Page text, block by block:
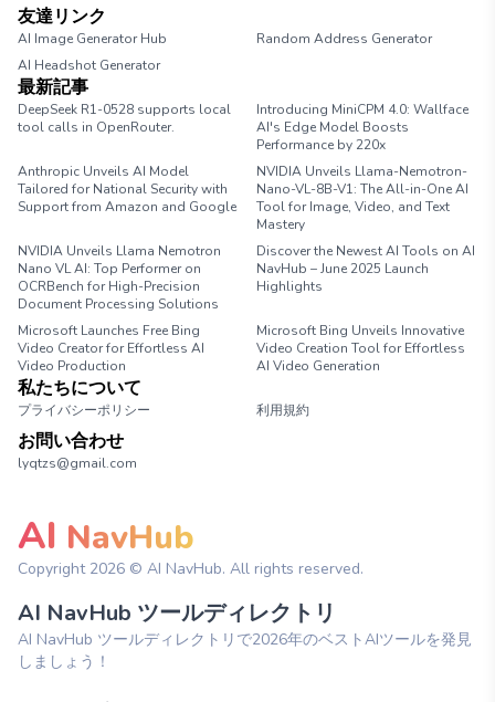
友達リンク
AI Image Generator Hub
Random Address Generator
AI Headshot Generator
最新記事
DeepSeek R1-0528 supports local
tool calls in OpenRouter.
Introducing MiniCPM 4.0: Wallface
AI's Edge Model Boosts
Performance by 220x
Anthropic Unveils AI Model
Tailored for National Security with
Support from Amazon and Google
NVIDIA Unveils Llama-Nemotron-
Nano-VL-8B-V1: The All-in-One AI
Tool for Image, Video, and Text
Mastery
NVIDIA Unveils Llama Nemotron
Nano VL AI: Top Performer on
OCRBench for High-Precision
Document Processing Solutions
Discover the Newest AI Tools on AI
NavHub – June 2025 Launch
Highlights
Microsoft Launches Free Bing
Video Creator for Effortless AI
Video Production
Microsoft Bing Unveils Innovative
Video Creation Tool for Effortless
AI Video Generation
私たちについて
プライバシーポリシー 利用規約
お問い合わせ
lyqtzs@gmail.com
AI NavHub
Copyright 2026 © AI NavHub. All rights reserved.
AI NavHub ツールディレクトリ
AI NavHub ツールディレクトリで2026年のベストAIツールを発見
しましょう！